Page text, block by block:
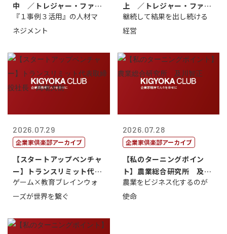
中 ／トレジャー・ファク
トリー社長野坂...
『１事例３活用』の人材マ
ネジメント
上 ／トレジャー・ファク
トリー社長野坂...
継続して結果を出し続ける
経営
2026.07.29
企業家倶楽部アーカイブ
【スタートアップベンチャ
ー】トランスリミット代表
取締役社長 ...
ゲーム×教育ブレインウォ
ーズが世界を繋ぐ
2026.07.28
企業家倶楽部アーカイブ
【私のターニングポイン
ト】農業総合研究所 及川
智正
農業をビジネス化するのが
使命